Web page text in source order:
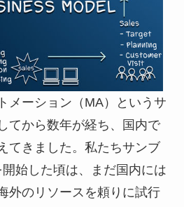
メーション（MA）というサ
てから数年が経ち、国内で
てきました。私たちサンブ
始した頃は、まだ国内には
外のリソースを頼りに試行